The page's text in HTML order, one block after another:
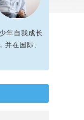
年自我成长
在国际、